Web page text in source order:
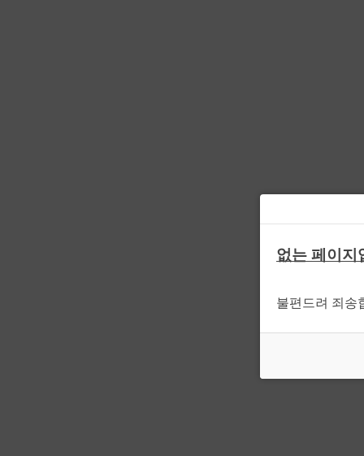
없는 페이지
불편드려 죄송